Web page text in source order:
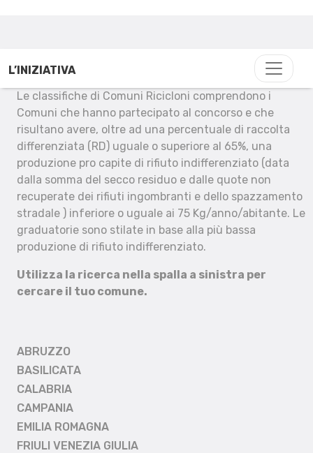
L’INIZIATIVA
Le classifiche di Comuni Ricicloni comprendono i
Comuni che hanno partecipato al concorso e che
risultano avere, oltre ad una percentuale di raccolta
differenziata (RD) uguale o superiore al 65%, una
produzione pro capite di rifiuto indifferenziato (data
dalla somma del secco residuo e dalle quote non
recuperate dei rifiuti ingombranti e dello spazzamento
stradale ) inferiore o uguale ai 75 Kg/anno/abitante. Le
graduatorie sono stilate in base alla più bassa
produzione di rifiuto indifferenziato.
Utilizza la ricerca nella spalla a sinistra per
cercare il tuo comune.
ABRUZZO
BASILICATA
CALABRIA
CAMPANIA
EMILIA ROMAGNA
FRIULI VENEZIA GIULIA